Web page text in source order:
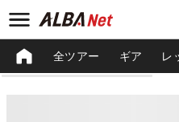
全ツアー ギア レ